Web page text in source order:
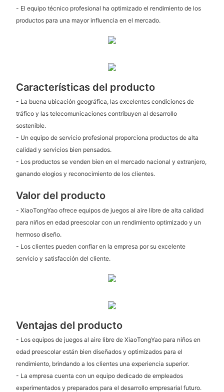
- El equipo técnico profesional ha optimizado el rendimiento de los
productos para una mayor influencia en el mercado.
Características del producto
- La buena ubicación geográfica, las excelentes condiciones de
tráfico y las telecomunicaciones contribuyen al desarrollo
sostenible.
- Un equipo de servicio profesional proporciona productos de alta
calidad y servicios bien pensados.
- Los productos se venden bien en el mercado nacional y extranjero,
ganando elogios y reconocimiento de los clientes.
Valor del producto
- XiaoTongYao ofrece equipos de juegos al aire libre de alta calidad
para niños en edad preescolar con un rendimiento optimizado y un
hermoso diseño.
- Los clientes pueden confiar en la empresa por su excelente
servicio y satisfacción del cliente.
Ventajas del producto
- Los equipos de juegos al aire libre de XiaoTongYao para niños en
edad preescolar están bien diseñados y optimizados para el
rendimiento, brindando a los clientes una experiencia superior.
- La empresa cuenta con un equipo dedicado de empleados
experimentados y preparados para el desarrollo empresarial futuro.